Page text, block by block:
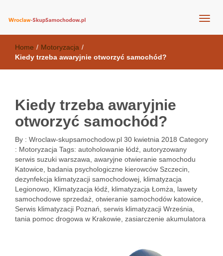
wroclaw-skupsamochodow.pl
Home / Motoryzacja /
Kiedy trzeba awaryjnie otworzyć samochód?
Kiedy trzeba awaryjnie
otworzyć samochód?
By : Wroclaw-skupsamochodow.pl 30 kwietnia 2018 Category
: Motoryzacja Tags: autoholowanie łódź autoryzowany
serwis suzuki warszawa awaryjne otwieranie samochodu
Katowice
badania psychologiczne kierowców Szczecin
dezynfekcja klimatyzacji samochodowej klimatyzacja
Legionowo Klimatyzacja łódź klimatyzacja Łomża
lawety
samochodowe sprzedaż otwieranie samochodów katowice
Serwis klimatyzacji Poznań serwis klimatyzacji Września
tania pomoc drogowa w Krakowie zasiarczenie akumulatora